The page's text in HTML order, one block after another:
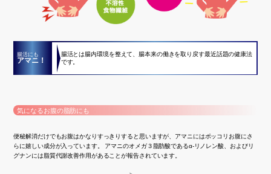
腸活にも
アマニ！
腸活とは腸内環境を整えて、腸本来の働きを取り戻す最近話題の健康法
です。
気になるお腹の脂肪にも
便秘解消だけでもお腹はかなりすっきりすると思いますが、アマニにはポッコリお腹にさ
らに嬉しい成分が入っています。 アマニのオメガ３脂肪酸であるα-リノレン酸、およびリ
グナンには脂質代謝改善作用があることが報告されています。